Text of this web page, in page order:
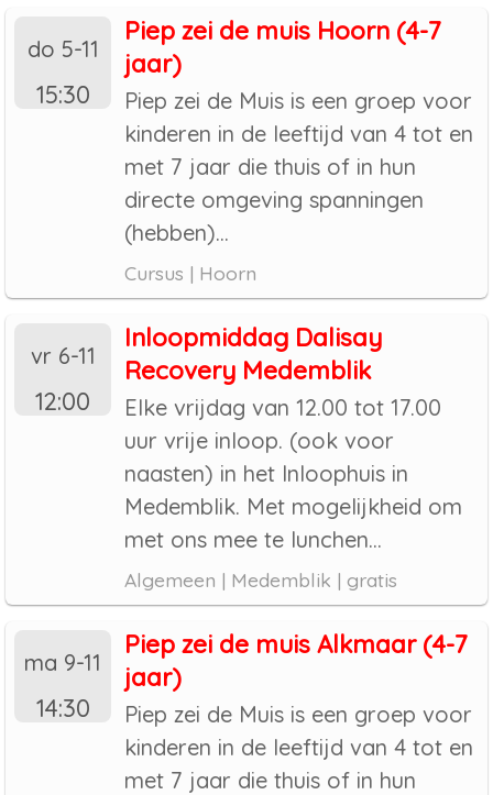
do 5-11
15:30
Piep zei de muis Hoorn (4-7
jaar)
Piep zei de Muis is een groep voor
kinderen in de leeftijd van 4 tot en
met 7 jaar die thuis of in hun
directe omgeving spanningen
(hebben)...
Cursus | Hoorn
vr 6-11
12:00
Inloopmiddag Dalisay
Recovery Medemblik
Elke vrijdag van 12.00 tot 17.00
uur vrije inloop. (ook voor
naasten) in het Inloophuis in
Medemblik. Met mogelijkheid om
met ons mee te lunchen...
Algemeen | Medemblik | gratis
ma 9-11
14:30
Piep zei de muis Alkmaar (4-7
jaar)
Piep zei de Muis is een groep voor
kinderen in de leeftijd van 4 tot en
met 7 jaar die thuis of in hun